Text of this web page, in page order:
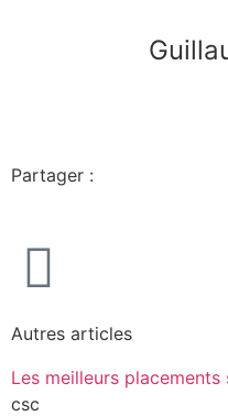
Partager :
Autres articles
Les meilleurs
csc